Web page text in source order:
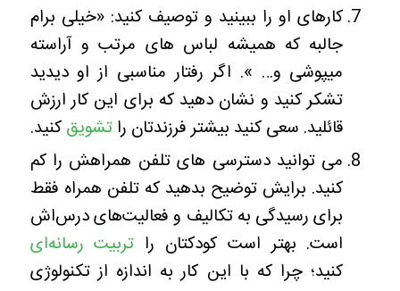
کارهای او را ببینید و توصیف کنید: «خیلی برام
جالبه که همیشه لباس های مرتب و آراسته
میپوشی و… ». اگر رفتار مناسبی از او دیدید
تشکر کنید و نشان دهید که برای این کار ارزش
قائلید. سعی کنید بیشتر فرزندتان راتشویقکنید.
می توانید دسترسی های تلفن همراهش را کم
کنید. برایش توضیح بدهید که تلفن همراه فقط
برای رسیدگی به تکالیف و فعالیت‌های درس‌اش
است. بهتر است کودکتان را تربیت رسانه‌ای
کنید؛ چرا که با این کار به اندازه از تکنولوژی